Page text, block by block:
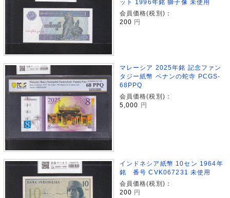
ット 1996年銘 獅子像 未使用
会員価格(税別)：
200 円
マレーシア 2025年銘 記念ファン
タジー紙幣 ペナンの蛇寺 PCGS-
68PPQ
会員価格(税別)：
5,000
円
インドネシア紙幣 10セン 1964年
銘 番号 CVK067231 未使用
会員価格(税別)：
200 円